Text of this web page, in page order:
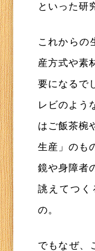
といった研
これからの
産方式や素
要になるで
レビのよう
はご飯茶椀
生産」のも
鏡や身障者
誂えてつく
の。
でもなぜ、